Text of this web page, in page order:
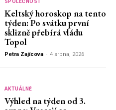
SPOLEČNOST
Keltský horoskop na tento
týden: Po svátku první
sklizně přebírá vládu
Topol
Petra Zajícova - 4 srpna, 2026
AKTUÁLNĚ
Výhled na týden od 3.